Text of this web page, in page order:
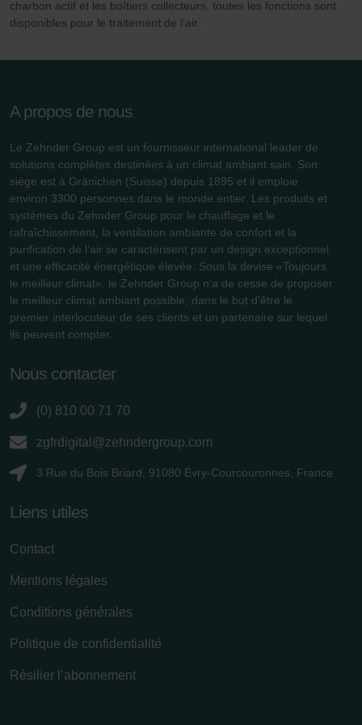
danych Zehnder
Zehnder Group UK Limited: Privacy Policy
charbon actif et les boîtiers collecteurs, toutes les fonctions sont
disponibles pour le traitement de l'air.
A propos de nous
Le Zehnder Group est un fournisseur international leader de
solutions complètes destinées à un climat ambiant sain. Son
siège est à Gränichen (Suisse) depuis 1895 et il emploie
environ 3300 personnes dans le monde entier. Les produits et
systèmes du Zehnder Group pour le chauffage et le
rafraîchissement, la ventilation ambiante de confort et la
purification de l’air se caractérisent par un design exceptionnel
et une efficacité énergétique élevée. Sous la devise «Toujours
le meilleur climat», le Zehnder Group n’a de cesse de proposer
le meilleur climat ambiant possible, dans le but d’être le
premier interlocuteur de ses clients et un partenaire sur lequel
ils peuvent compter.
Nous contacter
(0) 810 00 71 70
zgfrdigital@zehndergroup.com
3 Rue du Bois Briard, 91080 Évry-Courcouronnes, France
Liens utiles
Contact
Mentions légales
Conditions générales
Politique de confidentialité
Résilier l’abonnement